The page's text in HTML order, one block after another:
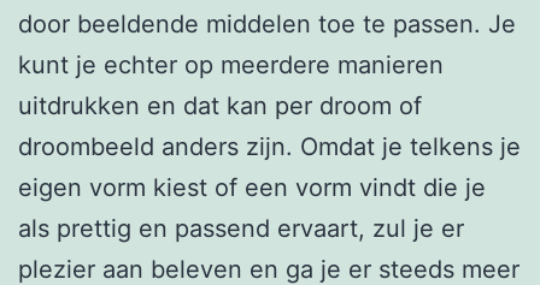
door beeldende middelen toe te passen. Je
kunt je echter op meerdere manieren
uitdrukken en dat kan per droom of
droombeeld anders zijn. Omdat je telkens je
eigen vorm kiest of een vorm vindt die je
als prettig en passend ervaart, zul je er
plezier aan beleven en ga je er steeds meer